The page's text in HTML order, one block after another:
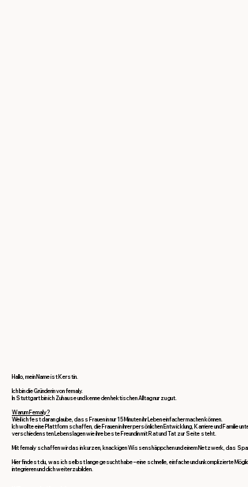
Hallo, mein Name ist Kerstin.
Ich bin die Gründerin von femaly.
In Stuttgart bin ich Zuhause und kenne den hektischen Alltag nur zu gut.
Warum Femaly?
Weil ich fest daran glaube, dass Frauen in nur 15 Minuten ihr Leben einfacher machen können.
Ich wollte eine Plattform schaffen, die Frauen in ihrer persönlichen Entwicklung, Karriere und Familie
verschiedensten Lebenslagen wie ihre beste Freundin mit Rat und Tat zur Seite steht.
Mit femaly schaffen wir das in kurzen, knackigen Wissenshäppchen und einem Netzwerk, das
Hier findest du, was ich selbst lange gesucht habe – eine schnelle, einfache und unkomplizierte
integrieren und dich weiterzubilden.